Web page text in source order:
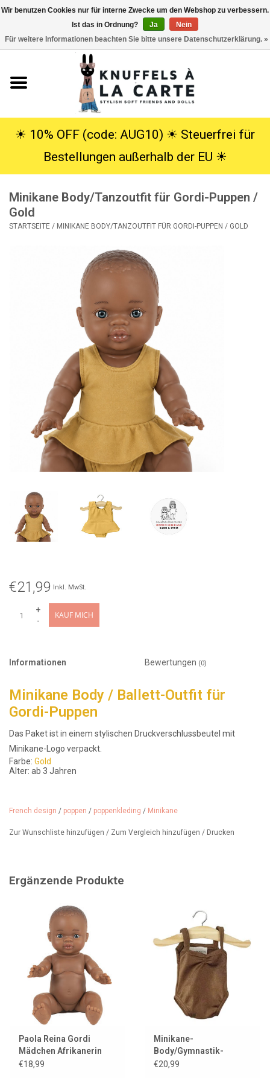
Kuscheltiere
SALE
Geschenke
☀︎ 10% OFF (code: AUG10) ☀︎ Steuerfrei für
Bestellungen außerhalb der EU ☀︎
Minikane Body/Tanzoutfit für Gordi-Puppen /
Gold
STARTSEITE / MINIKANE BODY/TANZOUTFIT FÜR GORDI-PUPPEN / GOLD
€21,99 Inkl. MwSt.
+
-
KAUF MICH
Informationen Bewertungen (0)
Minikane Body / Ballett-Outfit für
Gordi-Puppen
Das Paket ist in einem stylischen Druckverschlussbeutel mit
Minikane-Logo verpackt.
Farbe: Gold
Alter: ab 3 Jahren
Gold
→ exklusiver Pop
French design / poppen / poppenkleding / Minikane
Zur Wunschliste hinzufügen / Zum Vergleich hinzufügen / Drucken
Ergänzende Produkte
Paola Reina Gordi
Mädchen Afrikanerin
mit Augenbrauen und
€18,99
Minikane-
Body/Gymnastik-
Trikot/Justaucorps für
€20,99
Wir benutzen Cookies nur für interne Zwecke um den Webshop zu verbessern.
Ist das in Ordnung?
Ja
Nein
Für weitere Informationen beachten Sie bitte unsere Datenschutzerklärung. »